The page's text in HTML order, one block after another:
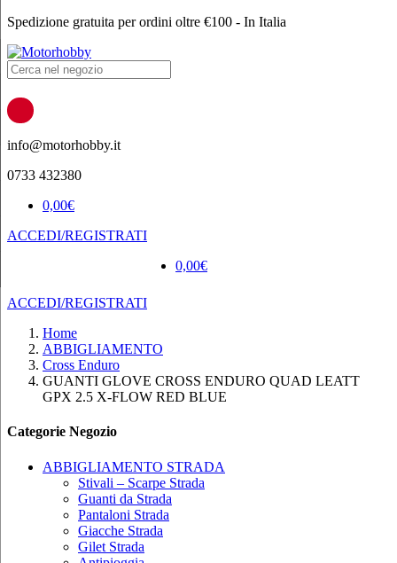
Spedizione gratuita per ordini oltre €100 - In Italia
Products
search
info@motorhobby.it
0733 432380
0,00€
ACCEDI/REGISTRATI
0,00€
ACCEDI/REGISTRATI
Home
ABBIGLIAMENTO
Cross Enduro
GUANTI GLOVE CROSS ENDURO QUAD LEATT
GPX 2.5 X-FLOW RED BLUE
Categorie Negozio
ABBIGLIAMENTO STRADA
Stivali – Scarpe Strada
Guanti da Strada
Pantaloni Strada
Giacche Strada
Gilet Strada